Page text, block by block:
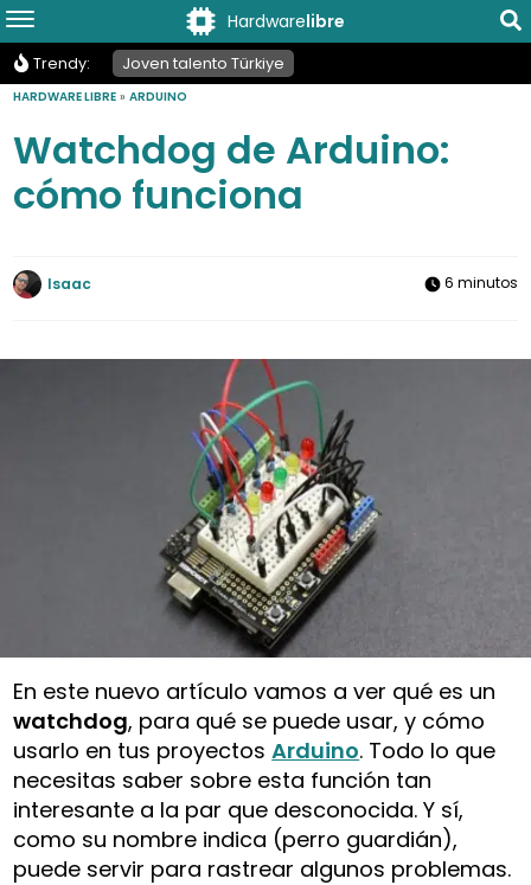
Hardwarelibre
Trendy: Joven talento Türkiye
HARDWARE LIBRE »ARDUINO
Watchdog de Arduino:
cómo funciona
Isaac 6 minutos
En este nuevo artículo vamos a ver qué es un
watchdog, para qué se puede usar, y cómo
usarlo en tus proyectosArduino. Todo lo que
necesitas saber sobre esta función tan
interesante a la par que desconocida. Y sí,
como su nombre indica (perro guardián),
puede servir para rastrear algunos problemas.